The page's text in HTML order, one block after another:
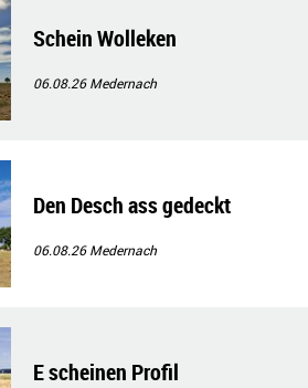
Schein Wolleken
06.08.26Medernach
Den Desch ass gedeckt
06.08.26Medernach
E scheinen Profil